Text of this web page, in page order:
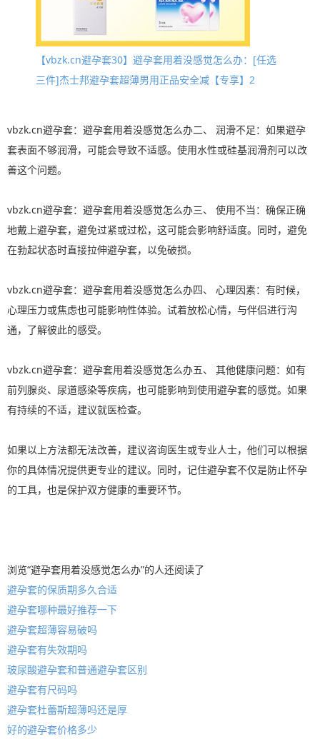
【vbzk.cn避孕套30】避孕套用着没感觉怎么办：[任选
三件]杰士邦避孕套超薄男用正品安全减【专享】2
vbzk.cn避孕套：避孕套用着没感觉怎么办二、 润滑不足：如果避孕
套表面不够润滑，可能会导致不适感。使用水性或硅基润滑剂可以改
善这个问题。
vbzk.cn避孕套：避孕套用着没感觉怎么办三、 使用不当：确保正确
地戴上避孕套，避免过紧或过松，这可能会影响舒适度。同时，避免
在勃起状态时直接拉伸避孕套，以免破损。
vbzk.cn避孕套：避孕套用着没感觉怎么办四、 心理因素：有时候，
心理压力或焦虑也可能影响性体验。试着放松心情，与伴侣进行沟
通，了解彼此的感受。
vbzk.cn避孕套：避孕套用着没感觉怎么办五、 其他健康问题：如有
前列腺炎、尿道感染等疾病，也可能影响到使用避孕套的感觉。如果
有持续的不适，建议就医检查。
如果以上方法都无法改善，建议咨询医生或专业人士，他们可以根据
你的具体情况提供更专业的建议。同时，记住避孕套不仅是防止怀孕
的工具，也是保护双方健康的重要环节。
浏览“避孕套用着没感觉怎么办”的人还阅读了
避孕套的保质期多久合适
避孕套哪种最好推荐一下
避孕套超薄容易破吗
避孕套有失效期吗
玻尿酸避孕套和普通避孕套区别
避孕套有尺码吗
避孕套杜蕾斯超薄吗还是厚
好的避孕套价格多少